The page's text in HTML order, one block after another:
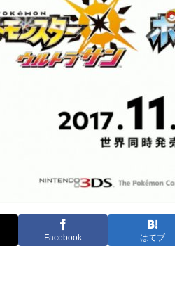
Facebook はてブ